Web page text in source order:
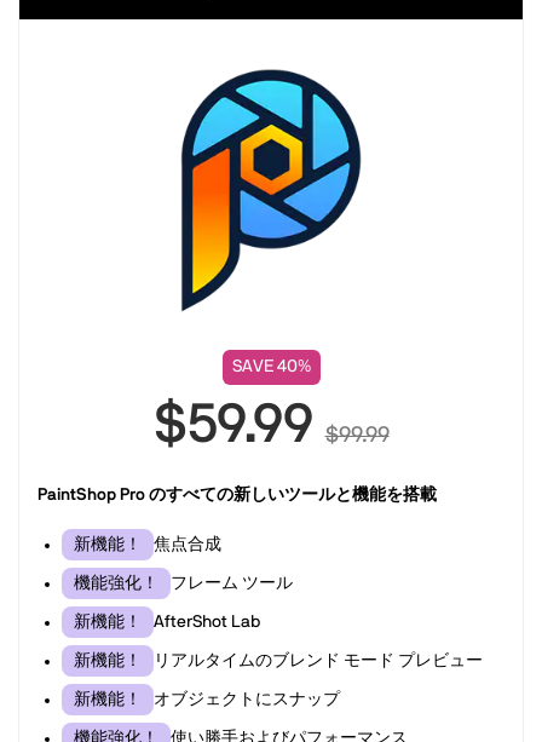
SAVE 40%
$59.99 $99.99
PaintShop Pro のすべての新しいツールと機能を搭載
新機能！ 焦点合成
機能強化！ フレーム ツール
新機能！ AfterShot Lab
新機能！ リアルタイムのブレンド モード プレビュー
新機能！ オブジェクトにスナップ
使い勝手およびパフォーマンス